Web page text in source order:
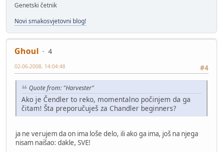
Genetski četnik
Novi smakosvjetovni blog!
Ghoul
4
#4
02-06-2008, 14:04:48
Quote from: "Harvester"
Ako je Čendler to reko, momentalno počinjem da ga
čitam! Šta preporučuješ za Chandler beginners?
ja ne verujem da on ima loše delo, ili ako ga ima, još na njega
nisam naišao: dakle, SVE!